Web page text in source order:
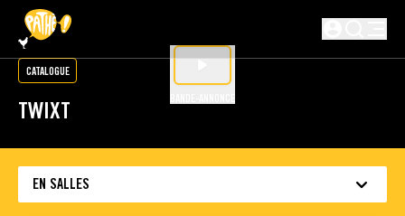
PASSER AU CONTENU PRINCIPAL
CATALOGUE
TWIXT
EN SALLES